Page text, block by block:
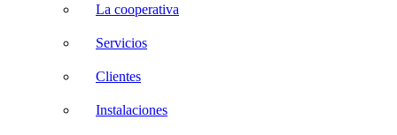
La cooperativa
Servicios
Clientes
Instalaciones